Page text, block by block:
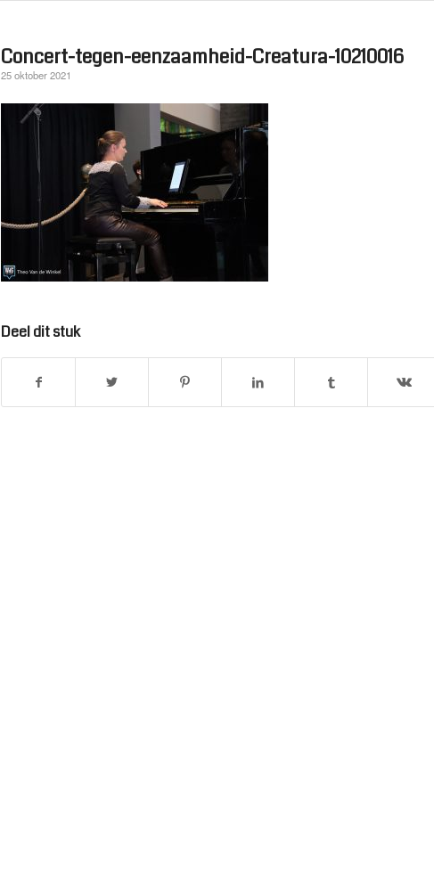
Concert-tegen-eenzaamheid-Creatura-10210016
25 oktober 2021
Deel dit stuk